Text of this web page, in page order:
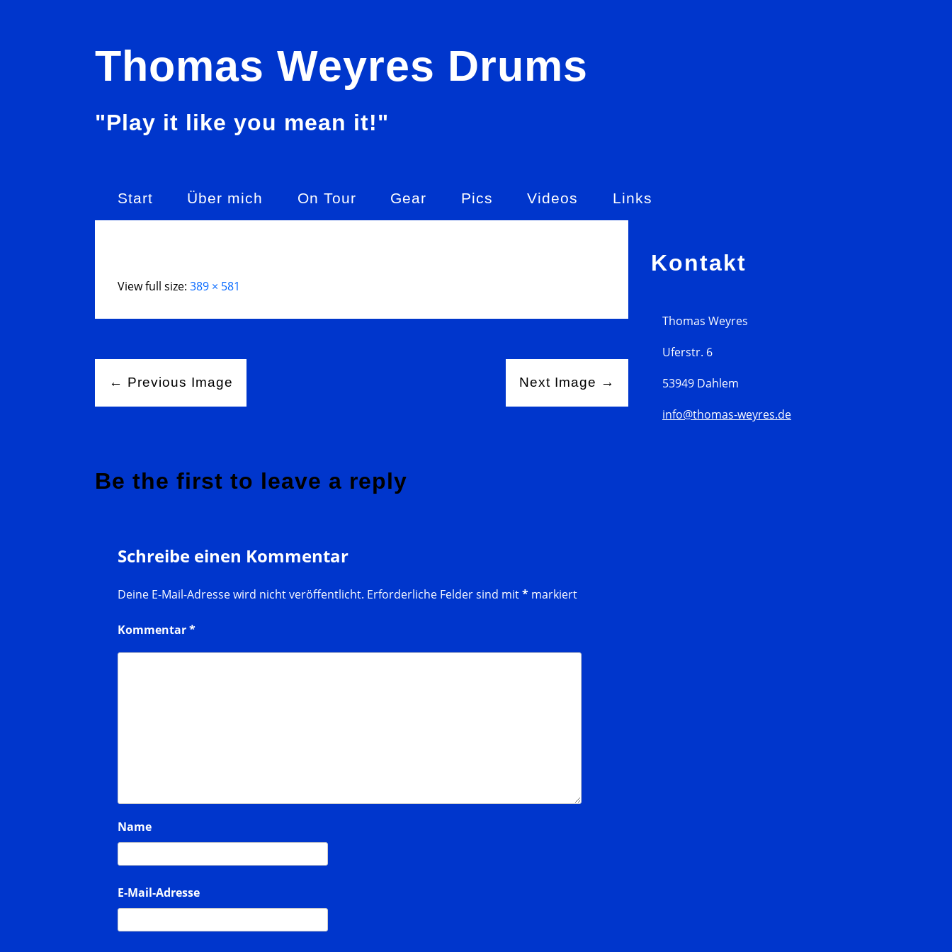
to
Thomas Weyres Drums
"Play it like you mean it!"
Start Über mich On Tour Gear Pics Videos Links
View full size:389 × 581
← Previous Image Next Image →
Be the first to leave a reply
Schreibe einen Kommentar
Deine E-Mail-Adresse wird nicht veröffentlicht. Erforderliche Felder sind mit* markiert
Kommentar*
Name
E-Mail-Adresse
Kontakt
Thomas Weyres
Uferstr. 6
53949 Dahlem
info@thomas-weyres.de